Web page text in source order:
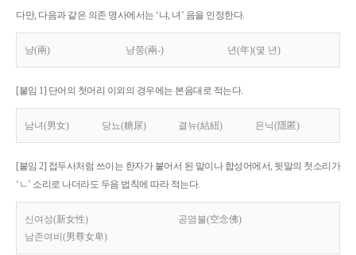
다만, 다음과 같은 의존 명사에서는 ‘냐, 녀’ 음을 인정한다.
냥(兩) 냥쭝(兩-) 년(年)(몇 년)
[붙임 1] 단어의 첫머리 이외의 경우에는 본음대로 적는다.
남녀(男女) 당뇨(糖尿) 결뉴(結紐) 은닉(隱匿)
[붙임 2] 접두사처럼 쓰이는 한자가 붙어서 된 말이나 합성어에서, 뒷말의 첫소리가
‘ㄴ’ 소리로 나더라도 두음 법칙에 따라 적는다.
신여성(新女性)
공염불(空念佛)
남존여비(男尊女卑)